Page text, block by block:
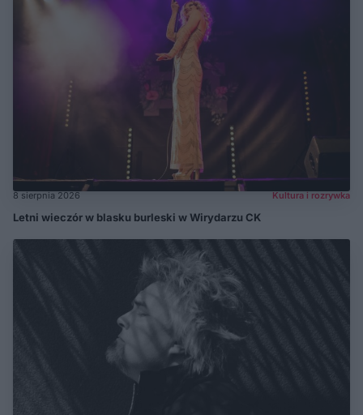
8 sierpnia 2026 Kultura i rozrywka
Letni wieczór w blasku burleski w Wirydarzu CK